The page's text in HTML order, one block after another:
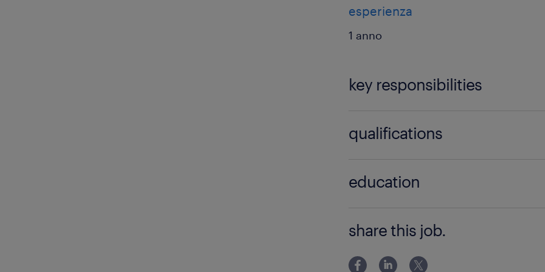
esperienza
1 anno
key responsibilities
allestimento e riordino delle
verifica delle etichette esposte e
qualifications
dei seguenti requisiti:
pregressa esperienza lavorativa
addetto vendite e assistenza alla
maturata all'interno di grandi
education
share this job.